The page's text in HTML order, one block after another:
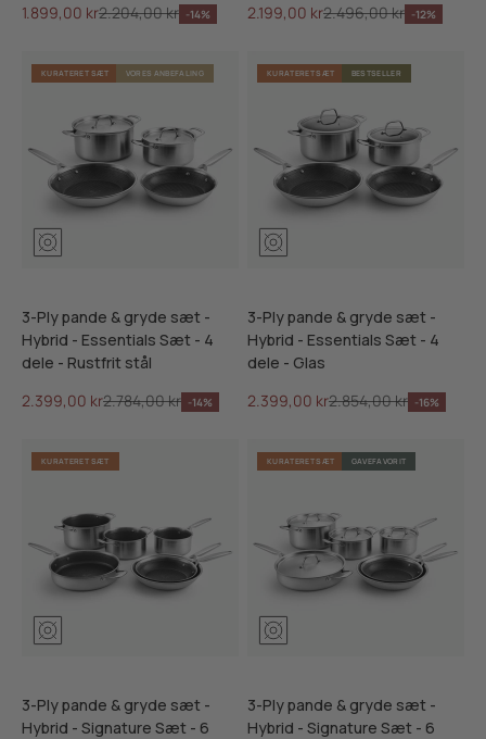
Salgspris
1.899,00 krNormalpris
2.204,00 kr -14%
Salgspris
2.199,00 krNormalpris
2.496,00 kr -12%
KURATERET SÆT VORES ANBEFALING
3-Ply pande & gryde sæt -
Hybrid - Essentials Sæt - 4
dele - Rustfrit stål
Salgspris
2.399,00 krNormalpris
2.784,00 kr -14%
KURATERET SÆT BESTSELLER
3-Ply pande & gryde sæt -
Hybrid - Essentials Sæt - 4
dele - Glas
Salgspris
2.399,00 krNormalpris
2.854,00 kr -16%
KURATERET SÆT
3-Ply pande & gryde sæt -
Hybrid - Signature Sæt - 6
KURATERET SÆT GAVEFAVORIT
3-Ply pande & gryde sæt -
Hybrid - Signature Sæt - 6